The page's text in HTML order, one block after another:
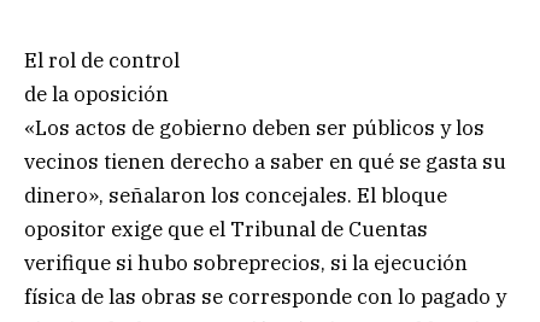
El rol de control
de la oposición
«Los actos de gobierno deben ser públicos y los
vecinos tienen derecho a saber en qué se gasta su
dinero», señalaron los concejales. El bloque
opositor exige que el Tribunal de Cuentas
verifique si hubo sobreprecios, si la ejecución
física de las obras se corresponde con lo pagado y